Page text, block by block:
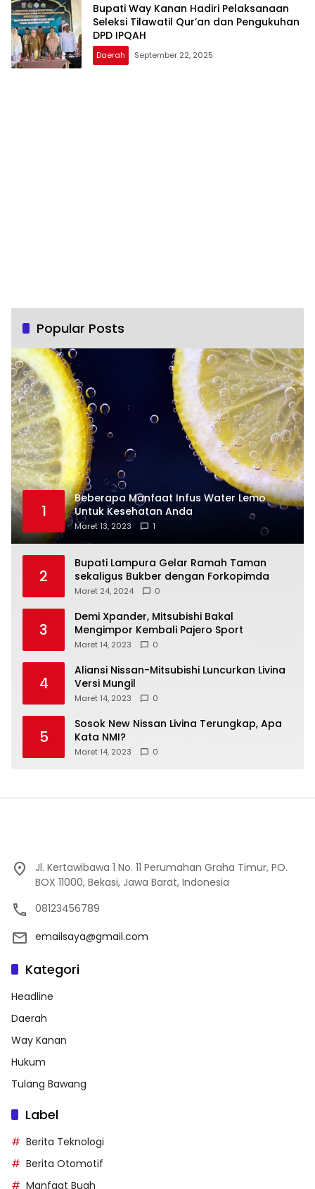
Bupati Way Kanan Hadiri Pelaksanaan
Seleksi Tilawatil Qur’an dan Pengukuhan
DPD IPQAH
Daerah September 22, 2025
Popular Posts
1
Beberapa Manfaat Infus Water Lemo
Untuk Kesehatan Anda
Maret 13, 2023 1
2
Bupati Lampura Gelar Ramah Taman
sekaligus Bukber dengan Forkopimda
Maret 24, 2024 0
3
Demi Xpander, Mitsubishi Bakal
Mengimpor Kembali Pajero Sport
Maret 14, 2023 0
4
Aliansi Nissan-Mitsubishi Luncurkan Livina
Versi Mungil
Maret 14, 2023 0
5
Sosok New Nissan Livina Terungkap, Apa
Kata NMI?
Maret 14, 2023 0
Jl. Kertawibawa 1 No. 11 Perumahan Graha Timur, PO.
BOX 11000, Bekasi, Jawa Barat, Indonesia
08123456789
emailsaya@gmail.com
Kategori
Headline
Daerah
Way Kanan
Hukum
Tulang Bawang
Label
Berita Teknologi
Berita Otomotif
Manfaat Buah